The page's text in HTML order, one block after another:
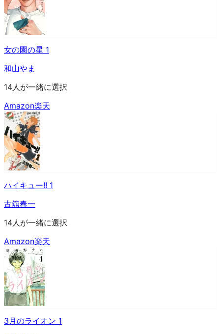
女の園の星 1
和山やま
14人が一緒に選択
Amazon楽天
ハイキュー!! 1
古舘春一
14人が一緒に選択
Amazon楽天
3月のライオン 1